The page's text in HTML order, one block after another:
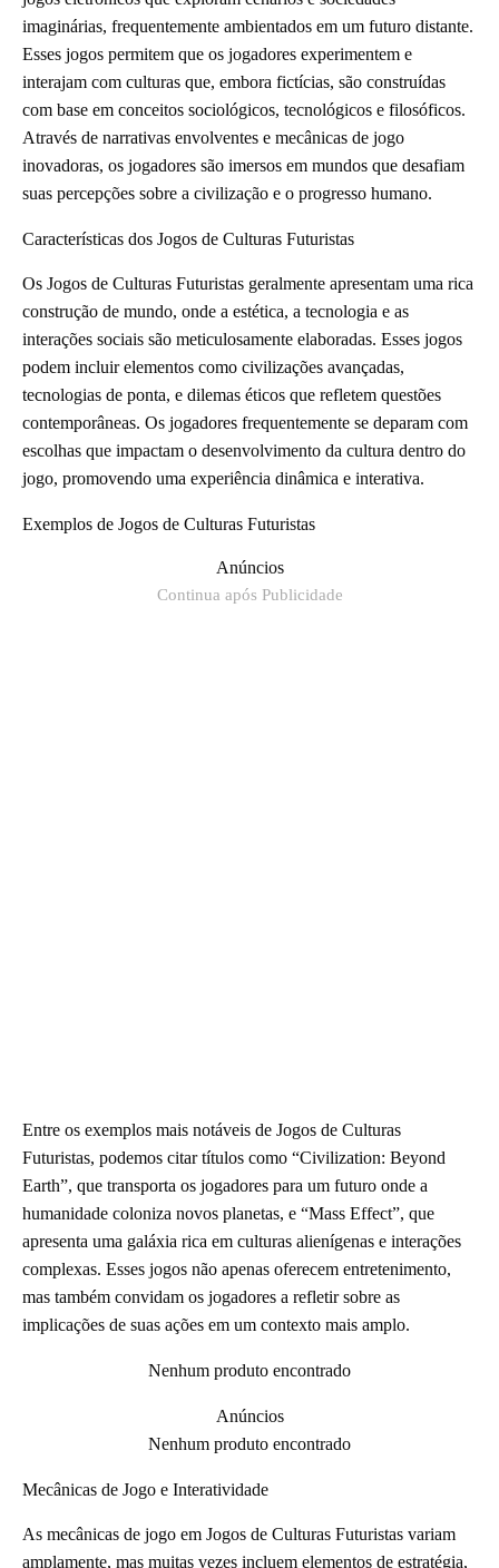
imaginárias, frequentemente ambientados em um futuro distante.
Esses jogos permitem que os jogadores experimentem e
interajam com culturas que, embora fictícias, são construídas
com base em conceitos sociológicos, tecnológicos e filosóficos.
Através de narrativas envolventes e mecânicas de jogo
inovadoras, os jogadores são imersos em mundos que desafiam
suas percepções sobre a civilização e o progresso humano.
Características dos Jogos de Culturas Futuristas
Os Jogos de Culturas Futuristas geralmente apresentam uma rica
construção de mundo, onde a estética, a tecnologia e as
interações sociais são meticulosamente elaboradas. Esses jogos
podem incluir elementos como civilizações avançadas,
tecnologias de ponta, e dilemas éticos que refletem questões
contemporâneas. Os jogadores frequentemente se deparam com
escolhas que impactam o desenvolvimento da cultura dentro do
jogo, promovendo uma experiência dinâmica e interativa.
Exemplos de Jogos de Culturas Futuristas
Anúncios
Continua após Publicidade
Entre os exemplos mais notáveis de Jogos de Culturas
Futuristas, podemos citar títulos como “Civilization: Beyond
Earth”, que transporta os jogadores para um futuro onde a
humanidade coloniza novos planetas, e “Mass Effect”, que
apresenta uma galáxia rica em culturas alienígenas e interações
complexas. Esses jogos não apenas oferecem entretenimento,
mas também convidam os jogadores a refletir sobre as
implicações de suas ações em um contexto mais amplo.
Nenhum produto encontrado
Anúncios
Nenhum produto encontrado
Mecânicas de Jogo e Interatividade
As mecânicas de jogo em Jogos de Culturas Futuristas variam
amplamente, mas muitas vezes incluem elementos de estratégia,